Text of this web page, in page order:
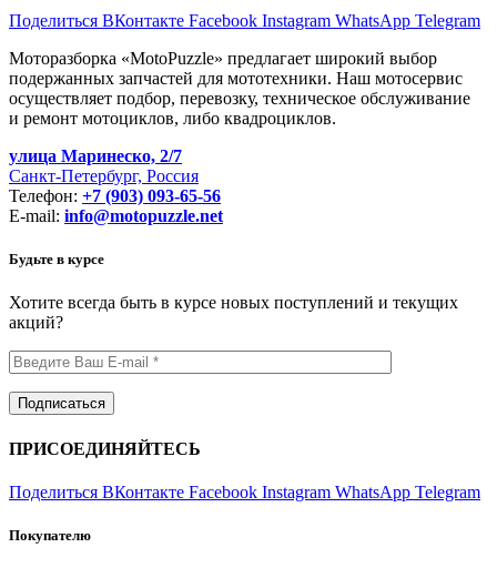
Поделиться ВКонтакте Facebook Instagram WhatsApp Telegram
Моторазборка «MotoPuzzle» предлагает широкий выбор
подержанных запчастей для мототехники. Наш мотосервис
осуществляет подбор, перевозку, техническое обслуживание
и ремонт мотоциклов, либо квадроциклов.
улица Маринеско, 2/7
Санкт-Петербург, Россия
Телефон: +7 (903) 093-65-56
E-mail: info@motopuzzle.net
Будьте в курсе
Хотите всегда быть в курсе новых поступлений и текущих
акций?
ПРИСОЕДИНЯЙТЕСЬ
Поделиться ВКонтакте Facebook Instagram WhatsApp Telegram
Покупателю